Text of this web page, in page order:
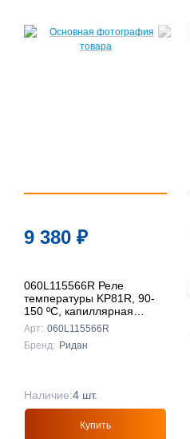
9 380 ₽
060L115566R Реле
температуры KP81R, 90-
150 ºС, капиллярная
трубка 2 м, ручной сброс
на масимум, Ридан
Арт: 060L115566R
Бренд: Ридан
Наличие:4 шт.
Купить